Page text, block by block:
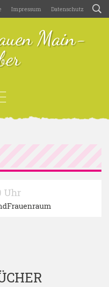
Impressum Datenschutz
Main-
Uhr